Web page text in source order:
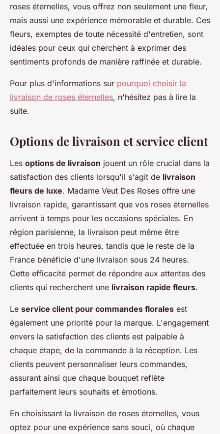
roses éternelles, vous offrez non seulement une fleur,
mais aussi une expérience mémorable et durable. Ces
fleurs, exemptes de toute nécessité d'entretien, sont
idéales pour ceux qui cherchent à exprimer des
sentiments profonds de manière raffinée et durable.
Pour plus d'informations sur pourquoi choisir la
livraison de roses éternelles, n'hésitez pas à lire la
suite.
Options de livraison et service client
Les options de livraison jouent un rôle crucial dans la
satisfaction des clients lorsqu'il s'agit de livraison
fleurs de luxe. Madame Veut Des Roses offre une
livraison rapide, garantissant que vos roses éternelles
arrivent à temps pour les occasions spéciales. En
région parisienne, la livraison peut même être
effectuée en trois heures, tandis que le reste de la
France bénéficie d'une livraison sous 24 heures.
Cette efficacité permet de répondre aux attentes des
clients qui recherchent une livraison rapide fleurs.
Le service client pour commandes florales est
également une priorité pour la marque. L'engagement
envers la satisfaction des clients est palpable à
chaque étape, de la commande à la réception. Les
clients peuvent personnaliser leurs commandes,
assurant ainsi que chaque bouquet reflète
parfaitement leurs souhaits et émotions.
En choisissant la livraison de roses éternelles, vous
optez pour une expérience sans souci, où chaque